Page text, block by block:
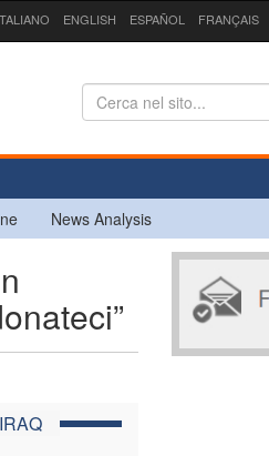
ENGLISH ESPAÑOL FRANÇAIS
News Analysis
IRAQ